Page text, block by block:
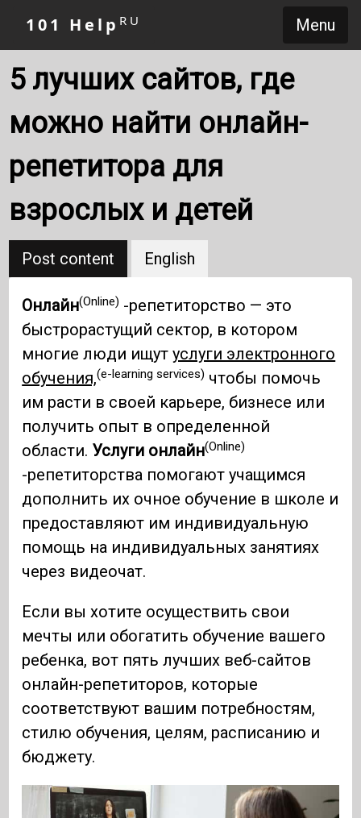
Menu
101 Help RU
5 лучших сайтов, где
можно найти онлайн-
репетитора для
взрослых и детей
Post content English
Онлайн(Online) -репетиторство — это
быстрорастущий сектор, в котором
многие люди ищутуслуги электронного
обучения,(e-learning services) чтобы помочь
им расти в своей карьере, бизнесе или
получить опыт в определенной
области. Услуги онлайн(Online)
-репетиторства помогают учащимся
дополнить их очное обучение в школе и
предоставляют им индивидуальную
помощь на индивидуальных занятиях
через видеочат.
Если вы хотите осуществить свои
мечты или обогатить обучение вашего
ребенка, вот пять лучших веб-сайтов
онлайн-репетиторов, которые
соответствуют вашим потребностям,
стилю обучения, целям, расписанию и
бюджету.